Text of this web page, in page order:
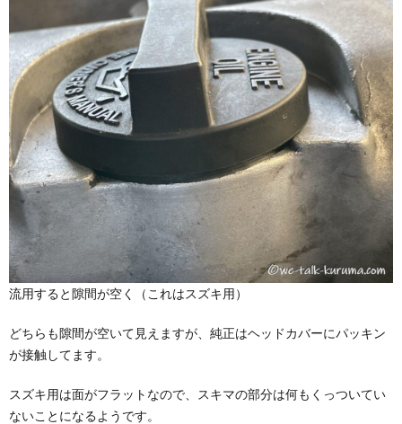
流用すると隙間が空く（これはスズキ用）
どちらも隙間が空いて見えますが、純正はヘッドカバーにパッキン
が接触してます。
スズキ用は面がフラットなので、スキマの部分は何もくっついてい
ないことになるようです。